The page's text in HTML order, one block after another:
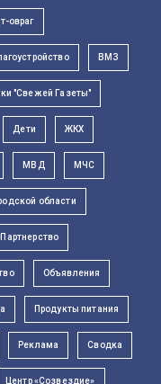
овраг
ВМЗ
"Свежей Газеты"
Дети ЖКХ
МВД МЧС
области
Объявления
Продукты питания
Реклама Сводка
Центр «Созвездие»